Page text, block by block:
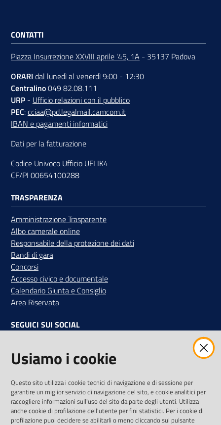
CONTATTI
Piazza Insurrezione XXVIII aprile '45, 1A - 35137 Padova
ORARI dal lunedì al venerdì 9:00 - 12:30
Centralino049 82.08.111
URP - Ufficio relazioni con il pubblico
PEC:cciaa@pd.legalmail.camcom.it
IBAN e pagamenti informatici
Dati per la fatturazione
Codice Univoco Ufficio UFLIK4
CF/PI 00654100288
TRASPARENZA
Amministrazione Trasparente
Albo camerale online
Responsabile della protezione dei dati
Bandi di gara
Concorsi
Accesso civico e documentale
Calendario Giunta e Consiglio
Area Riservata
SEGUICI SUI SOCIAL
Ricevi tutti gli aggiornamenti su eventi, nuove opportunità e
adempimenti normativi
Usiamo i cookie
Questo sito utilizza i cookie tecnici di navigazione e di sessione per
garantire un miglior servizio di navigazione del sito, e cookie analitici per
raccogliere informazioni sull'uso del sito da parte degli utenti. Utilizza
anche cookie di profilazione dell'utente per fini statistici. Per i cookie di
profilazione puoi decidere se abilitarli o meno cliccando sul pulsante